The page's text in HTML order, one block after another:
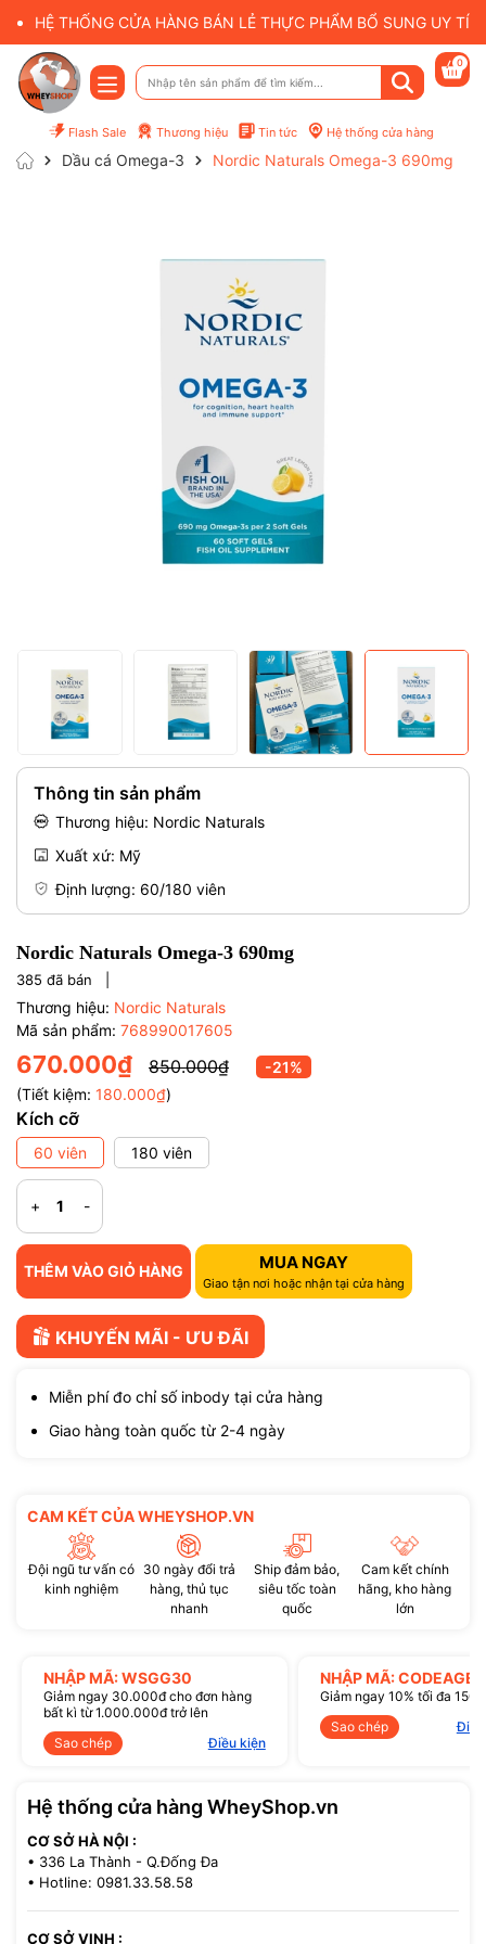
HỆ THỐNG CỬA HÀNG BÁN LẺ THỰC PHẨM BỔ SUNG UY
Flash Sale Thương hiệu Tin tức Hệ thống cửa hàng
0
Dầu cá Omega-3 Nordic Naturals Omega-3 690mg
Thông tin sản phẩm
Thương hiệu: Nordic Naturals
Xuất xứ: Mỹ
Định lượng: 60/180 viên
Nordic Naturals Omega-3 690mg
385 đã bán |
Thương hiệu: Nordic Naturals
Mã sản phẩm: 768990017605
670.000₫ 850.000₫
-21%
(Tiết kiệm: 180.000₫)
Kích cỡ
60 viên 180 viên
-
+
THÊM VÀO GIỎ HÀNG MUA NGAY
Giao tận nơi hoặc nhận tại cửa hàng
KHUYẾN MÃI - ƯU ĐÃI
Miễn phí đo chỉ số inbody tại cửa hàng
Giao hàng toàn quốc từ 2-4 ngày
CAM KẾT CỦA WHEYSHOP.VN
Đội ngũ tư vấn có
kinh nghiệm
30 ngày đổi trả
hàng, thủ tục
nhanh
Ship đảm bảo,
siêu tốc toàn
quốc
Cam kết chính
hãng, kho hàng
lớn
NHẬP MÃ: WSGG30
Giảm ngay 30.000đ cho đơn hàng
bất kì từ 1.000.000đ trở lên
Sao chép
Điều kiện
NHẬP MÃ:
Giảm ngay 10% tối đa
Sao chép
Hệ thống cửa hàng WheyShop.vn
CƠ SỞ HÀ NỘI :
• 336 La Thành - Q.Đống Đa
• Hotline: 0981.33.58.58
CƠ SỞ VINH :